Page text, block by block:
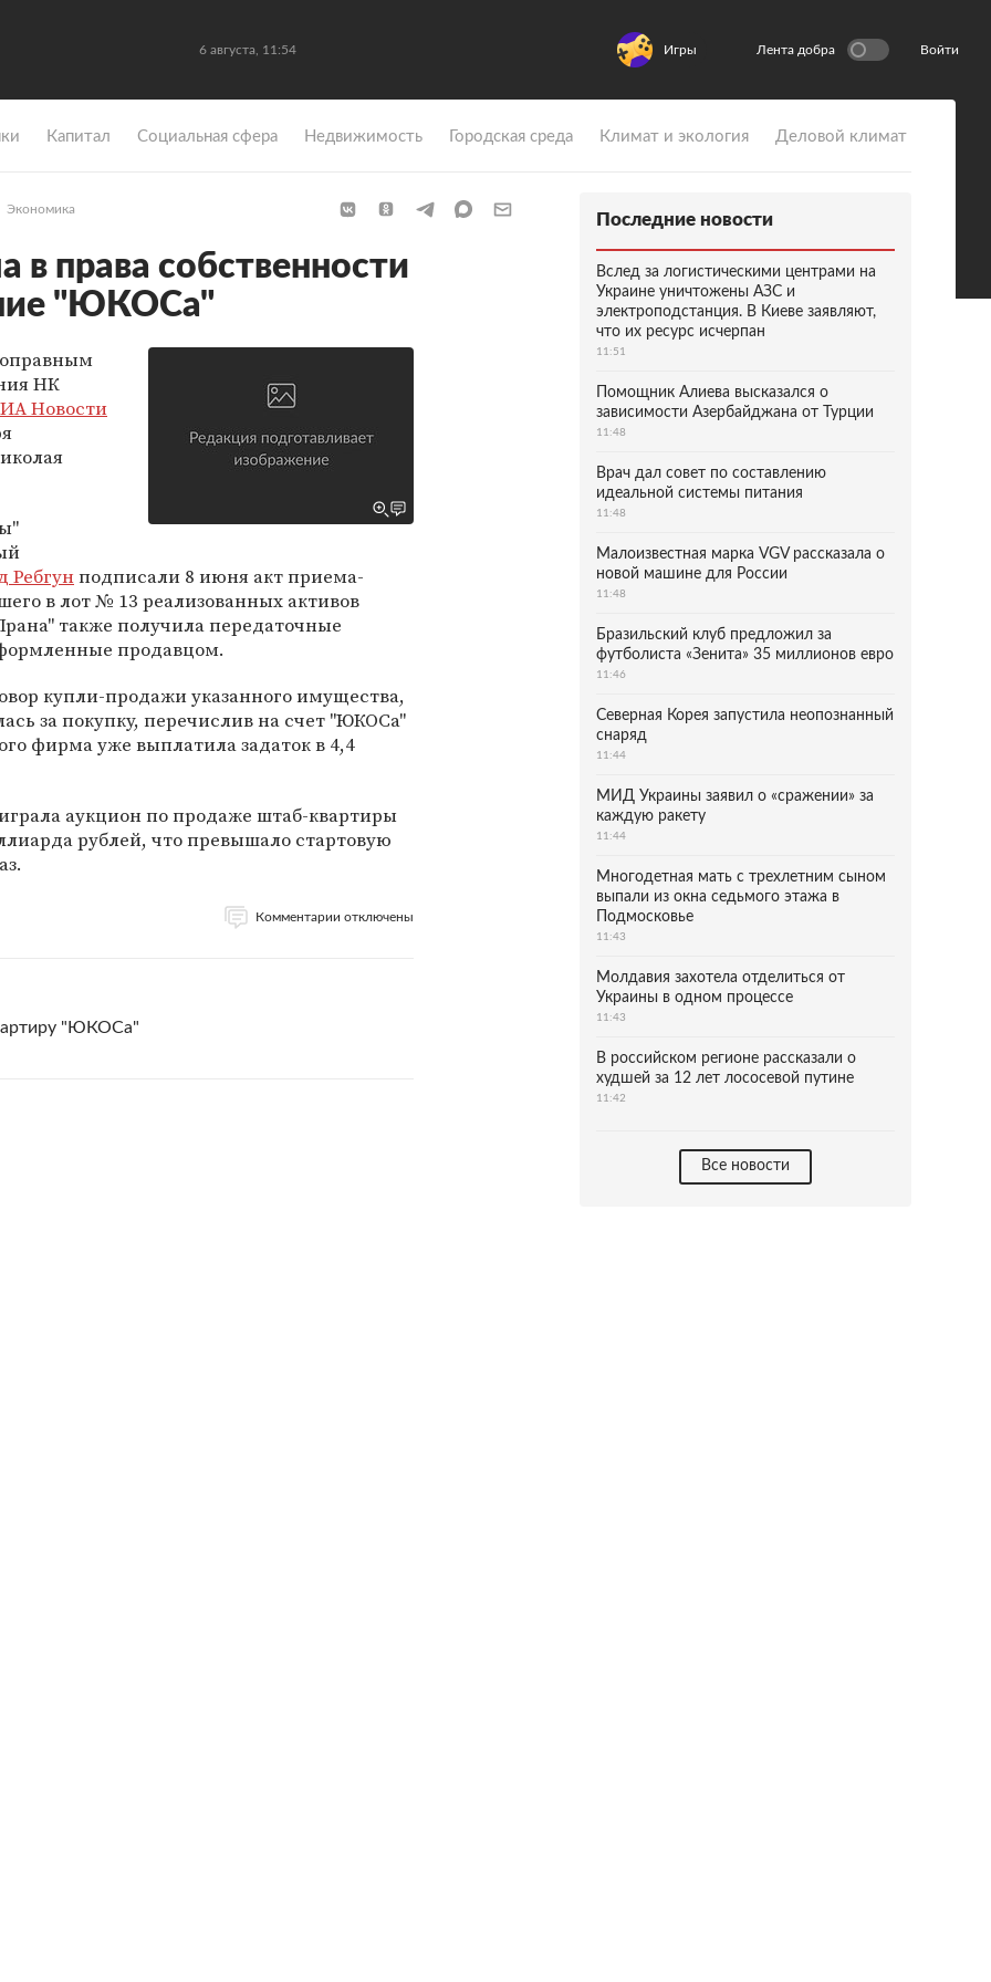
6 августа, 11:54 Игры Лента добра Войти
Капитал Социальная сфера Недвижимость Городская среда Климат и экология Деловой климат
Экономика
в права собственности
"ЮКОСа"
НК
Новости
Ребгунподписали 8 июня акт приема-
в лот № 13 реализованных активов
также получила передаточные
продавцом.
купли-продажи указанного имущества,
за покупку, перечислив на счет "ЮКОСа"
фирма уже выплатила задаток в 4,4
аукцион по продаже штаб-квартиры
рублей, что превышало стартовую
Комментарии отключены
"ЮКОСа"
Последние новости
Вслед за логистическими центрами на
Украине уничтожены АЗС и
электроподстанция. В Киеве заявляют,
что их ресурс исчерпан
11:51
Помощник Алиева высказался о
зависимости Азербайджана от Турции
11:48
Врач дал совет по составлению
идеальной системы питания
11:48
Малоизвестная марка VGV рассказала о
новой машине для России
11:48
Бразильский клуб предложил за
футболиста «Зенита» 35 миллионов евро
11:46
Северная Корея запустила неопознанный
снаряд
11:44
МИД Украины заявил о «сражении» за
каждую ракету
11:44
Многодетная мать с трехлетним сыном
выпали из окна седьмого этажа в
Подмосковье
11:43
Молдавия захотела отделиться от
Украины в одном процессе
11:43
В российском регионе рассказали о
худшей за 12 лет лососевой путине
11:42
Все новости